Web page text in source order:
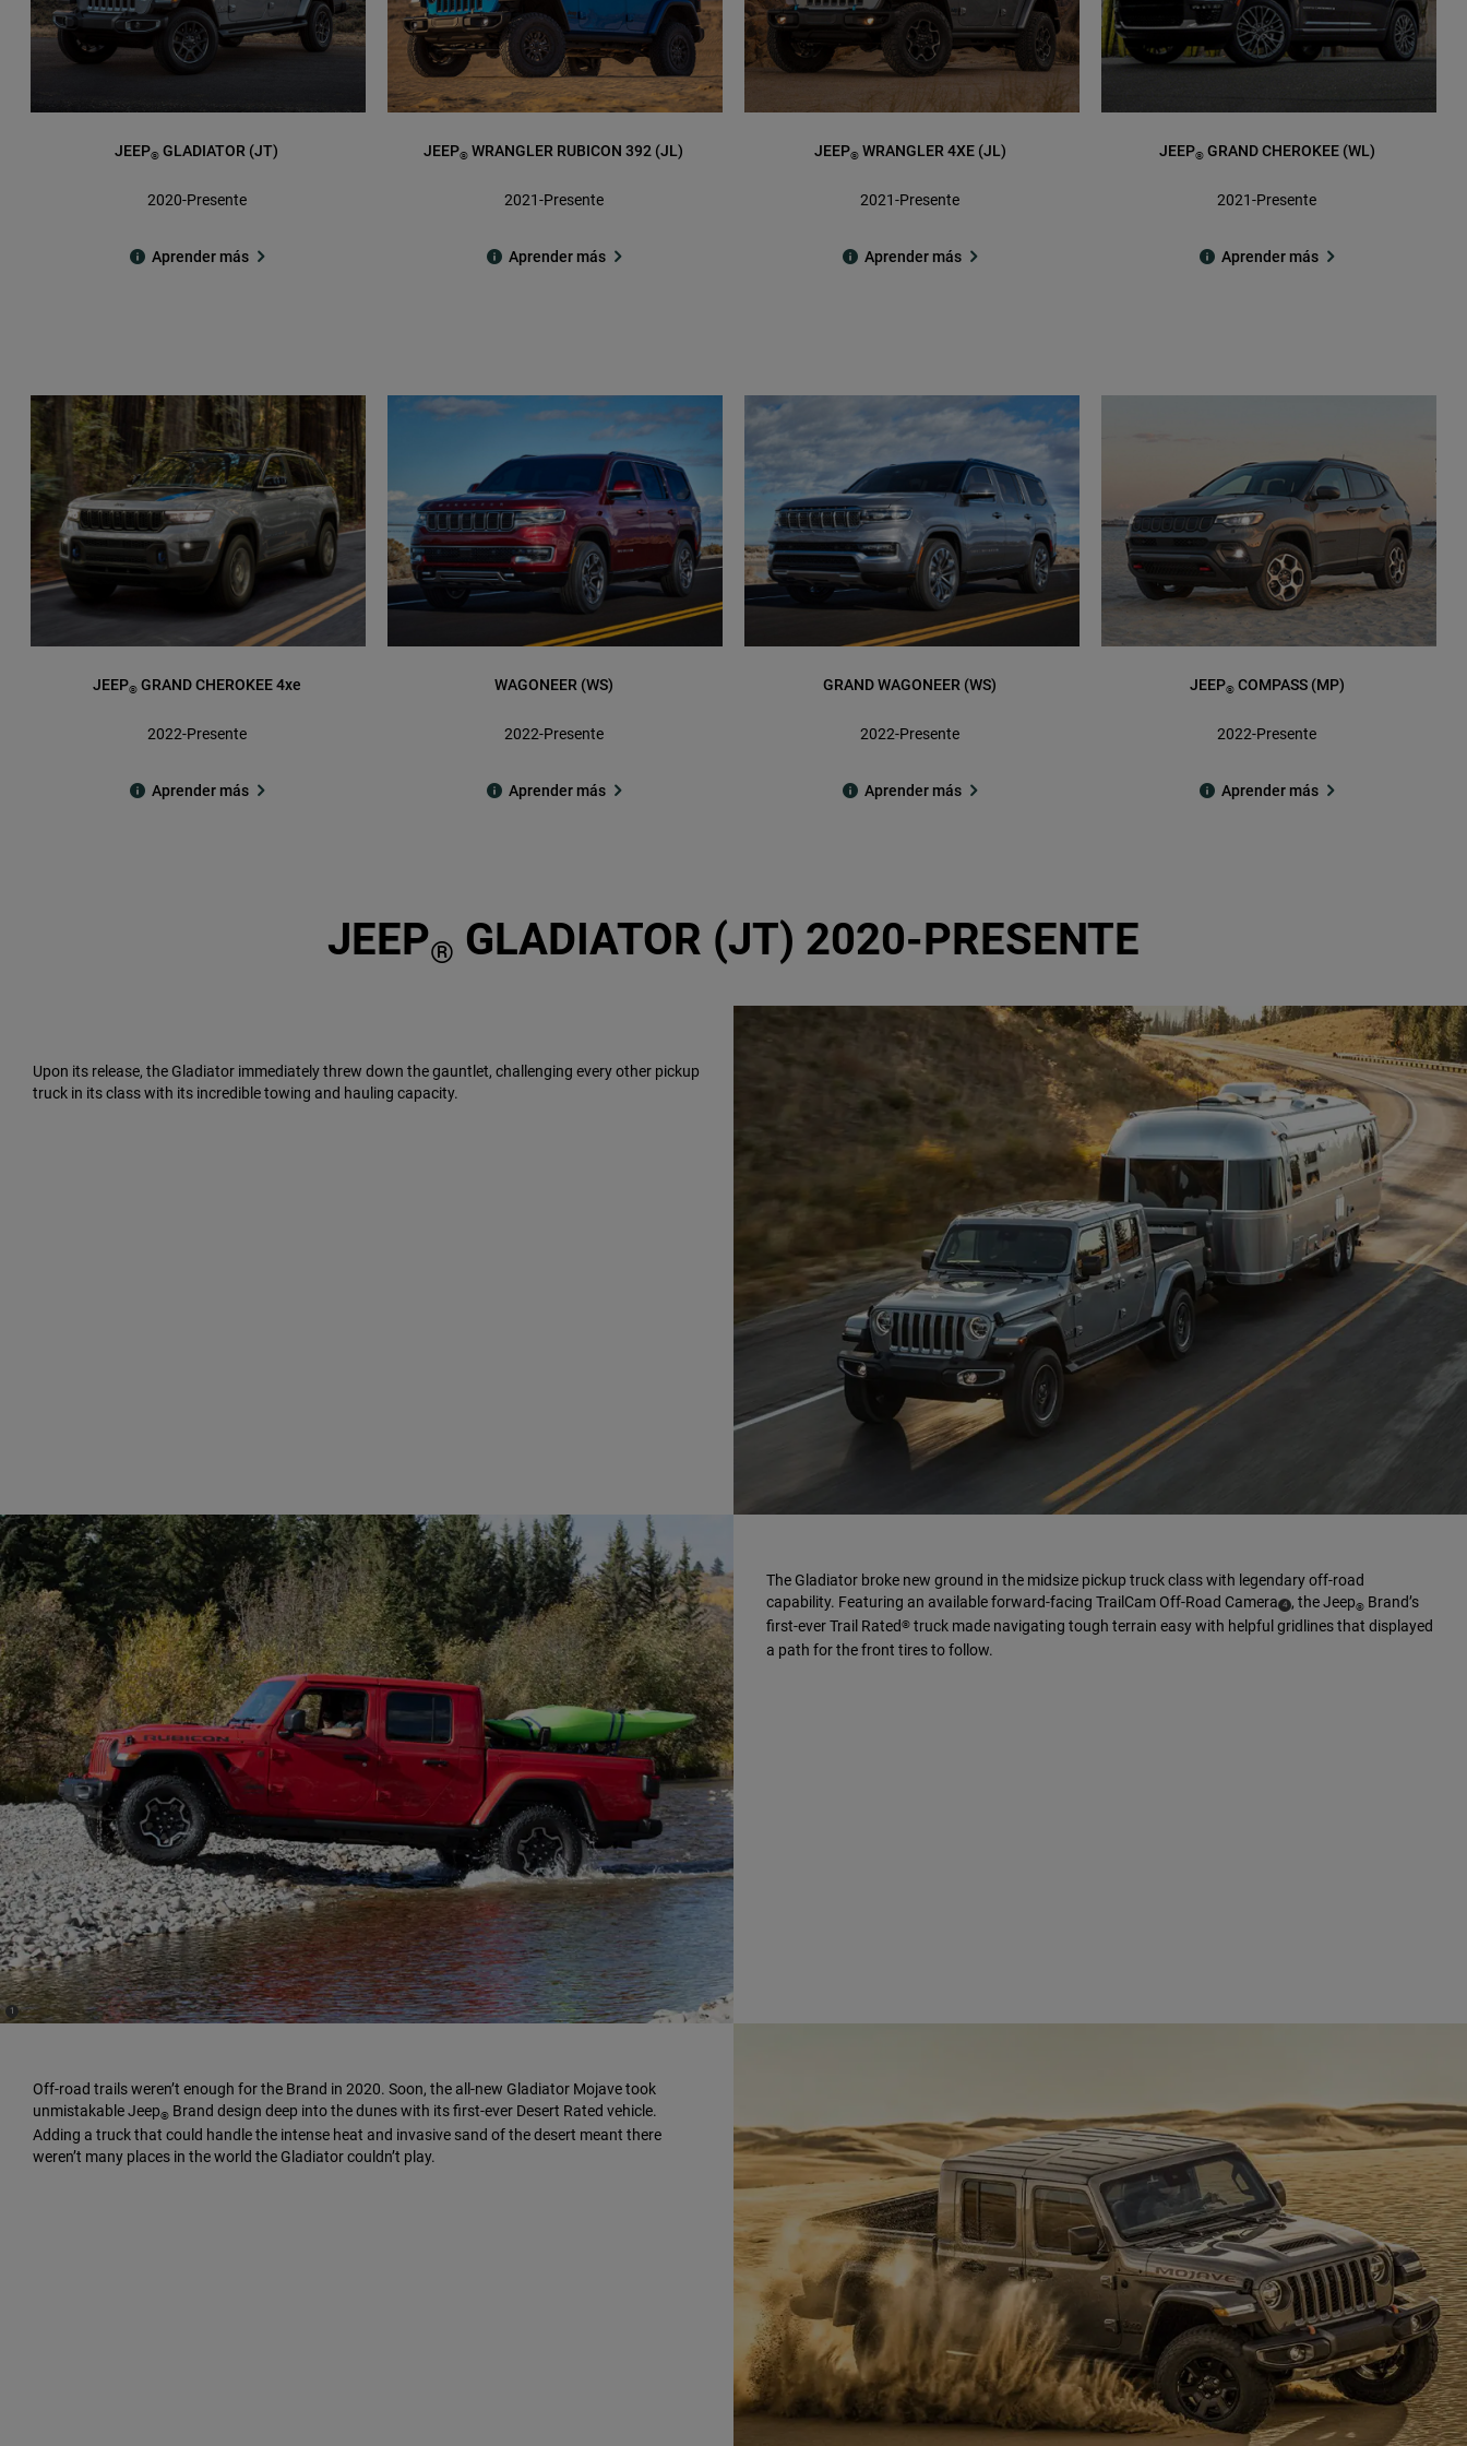
JEEP® GLADIATOR (JT)
2020-Presente
Aprender más
JEEP® WRANGLER RUBICON 392 (JL)
2021-Presente
Aprender más
JEEP®WRANGLER 4XE (JL)
2021-Presente
Aprender más
JEEP®GRAND CHEROKEE (WL)
2021-Presente
Aprender más
JEEP®GRAND CHEROKEE 4xe
2022-Presente
Aprender más
WAGONEER (WS)
2022-Presente
Aprender más
GRAND WAGONEER (WS)
2022-Presente
Aprender más
JEEP®COMPASS (MP)
2022-Presente
Aprender más
JEEP® GLADIATOR (JT) 2020-PRESENTE
Upon its release, the Gladiator immediately threw down the gauntlet, challenging every other pickup
truck in its class with its incredible towing and hauling capacity.
The Gladiator broke new ground in the midsize pickup truck class with legendary off-road
capability. Featuring an available forward-facing TrailCam Off-Road Camera (
Disclosure
4) , the Jeep® Brand’s
first-ever Trail Rated® truck made navigating tough terrain easy with helpful gridlines that displayed
a path for the front tires to follow.
(
Disclosure
1 )
Off-road trails weren’t enough for the Brand in 2020. Soon, the all-new Gladiator Mojave took
unmistakable Jeep® Brand design deep into the dunes with its first-ever Desert Rated vehicle.
Adding a truck that could handle the intense heat and invasive sand of the desert meant there
weren’t many places in the world the Gladiator couldn’t play.